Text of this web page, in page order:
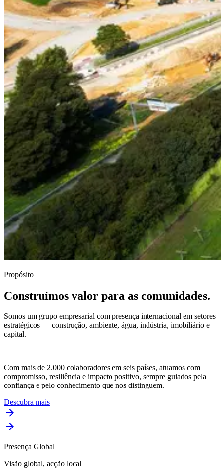
Propósito
Construímos valor para as comunidades.
Somos um grupo empresarial com presença internacional em setores
estratégicos — construção, ambiente, água, indústria, imobiliário e
capital.
Com mais de 2.000 colaboradores em seis países, atuamos com
compromisso, resiliência e impacto positivo, sempre guiados pela
confiança e pelo conhecimento que nos distinguem.
Descubra mais
Presença Global
Visão global, acção local